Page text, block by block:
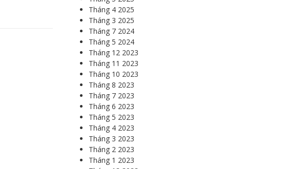
Tháng 4 2025
Tháng 3 2025
Tháng 7 2024
Tháng 5 2024
Tháng 12 2023
Tháng 11 2023
Tháng 10 2023
Tháng 8 2023
Tháng 7 2023
Tháng 6 2023
Tháng 5 2023
Tháng 4 2023
Tháng 3 2023
Tháng 2 2023
Tháng 1 2023